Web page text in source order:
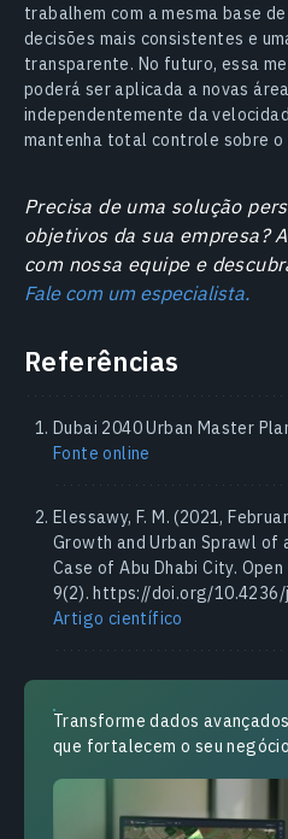
trabalhem com a mesma base
decisões mais consistentes e
transparente. No futuro, essa
poderá ser aplicada a novas
independentemente da
mantenha total controle sobre o
Precisa de uma solução
objetivos da sua empresa?
com nossa equipe e
Fale com um especialista.
Referências
Dubai 2040 Urban Master
Fonte online
Elessawy, F. M. (2021,
Growth and Urban Sprawl of
Case of Abu Dhabi City.
9(2). https://doi.org/10.4236/
Artigo científico
Transforme dados
que fortalecem o seu